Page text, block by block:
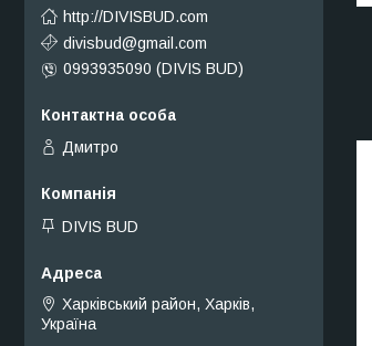
http://DIVISBUD.com
divisbud@gmail.com
0993935090 (DIVIS BUD)
Дмитро
DIVIS BUD
Харківський район, Харків,
Україна